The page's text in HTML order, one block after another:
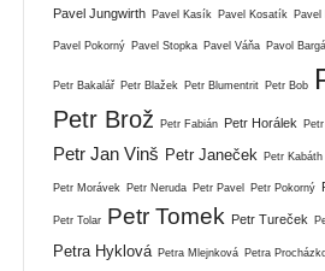
Pavel Jungwirth Pavel Kasík Pavel Kosatík Pavel
Pavel Pokorný Pavel Stopka Pavel Váňa Pavol
Petr Bakalář Petr Blažek Petr Blumentrit Petr Bob
Petr Brož Petr Fabián Petr Horálek
Petr Jan Vinš Petr Janeček Petr Kabáth
Petr Morávek Petr Neruda Petr Pavel Petr Pokorný
Petr Tolar Petr Tomek Petr Tureček
Petra Hyklová Petra Mlejnková Petra